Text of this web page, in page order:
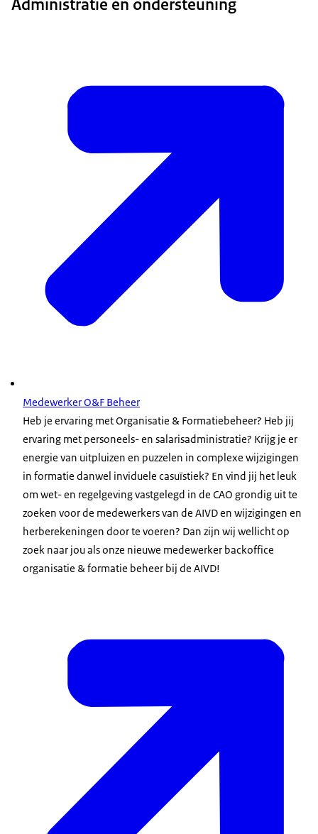
Administratie en ondersteuning
Medewerker O&F Beheer
Heb je ervaring met Organisatie & Formatiebeheer? Heb jij
ervaring met personeels- en salarisadministratie? Krijg je er
energie van uitpluizen en puzzelen in complexe wijzigingen
in formatie danwel inviduele casuïstiek? En vind jij het leuk
om wet- en regelgeving vastgelegd in de CAO grondig uit te
zoeken voor de medewerkers van de AIVD en wijzigingen en
herberekeningen door te voeren? Dan zijn wij wellicht op
zoek naar jou als onze nieuwe medewerker backoffice
organisatie & formatie beheer bij de AIVD!